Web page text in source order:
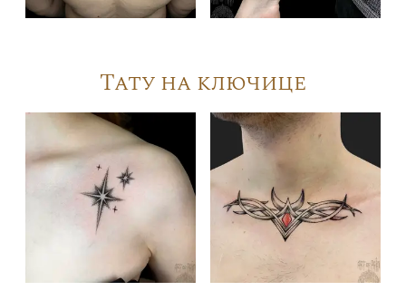
Тату на ключице